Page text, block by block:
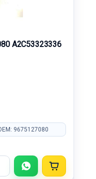
A2C53323336
9675127080